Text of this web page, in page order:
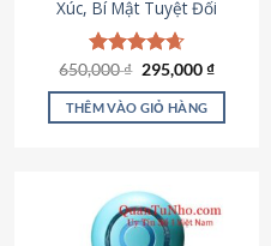
Xúc, Bí Mật Tuyệt Đối
Được xếp
hạng4.69
5 sao
650,000₫ Giá
là:
650,000 ₫.
295,000₫Giá
tại
THÊM VÀO GIỎ HÀNG